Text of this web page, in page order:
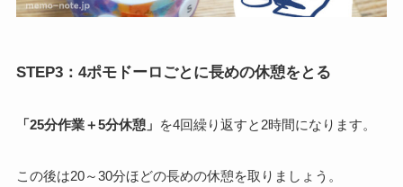
STEP3：4ポモドーロごとに長めの休憩をとる
「25分作業＋5分休憩」 を4回繰り返すと2時間になります。
この後は20～30分ほどの長めの休憩を取りましょう。